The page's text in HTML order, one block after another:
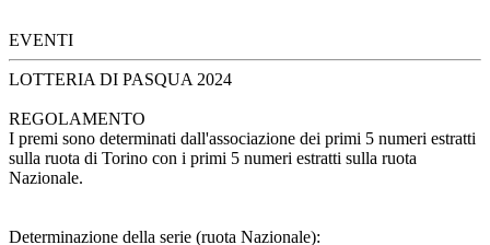
EVENTI
LOTTERIA DI PASQUA 2024
REGOLAMENTO
I premi sono determinati dall'associazione dei primi 5 numeri estratti
sulla ruota di Torino con i primi 5 numeri estratti sulla ruota
Nazionale.
Determinazione della serie (ruota Nazionale):